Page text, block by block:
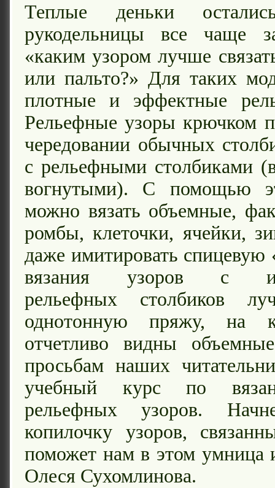
Теплые деньки
рукодельницы все чаще
«каким узором лучше
или пальто?» Для таких
плотные и эффектные
Рельефные узоры крючком
чередовании обычных
с рельефными столбиками
вогнутыми). С помощью
можно вязать объемные,
ромбы, клеточки, ячейки,
даже имитировать спицевую
вязания узоров с
рельефных столбиков
однотонную пряжу, на
отчетливо видны
просьбам наших
учебный курс по
рельефных узоров.
копилочку узоров,
поможет нам в этом умница
Олеся Сухомлинова.